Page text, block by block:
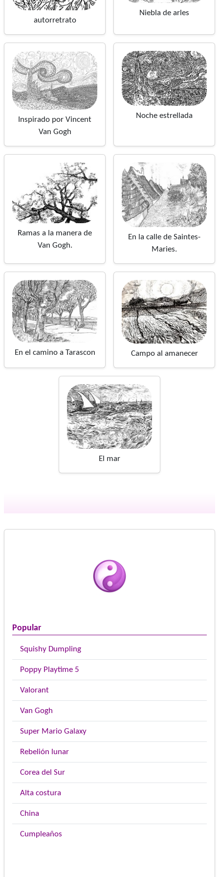
Popular
Squishy Dumpling
Poppy Playtime 5
Valorant
Van Gogh
Super Mario Galaxy
Rebelión lunar
Corea del Sur
Alta costura
China
Cumpleaños
autorretrato
Niebla de arles
Inspirado por Vincent
Van Gogh
Noche estrellada
Ramas a la manera de
Van Gogh.
En la calle de Saintes-
Maries.
En el camino a Tarascon Campo al amanecer
El mar